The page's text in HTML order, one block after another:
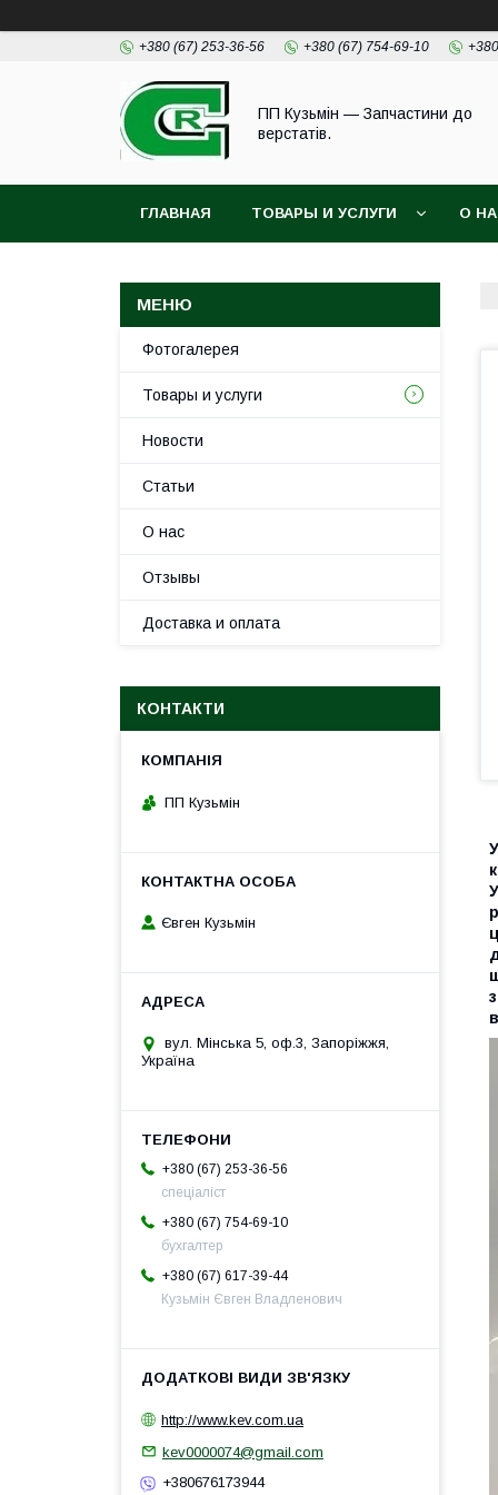
+380 (67) 253-36-56 +380 (67) 754-69-10
ПП Кузьмін — Запчастини до
верстатів.
ГЛАВНАЯ ТОВАРЫ И УСЛУГИ О
Фотогалерея
Товары и услуги
Новости
Статьи
О нас
Отзывы
Доставка и оплата
КОНТАКТИ
ПП Кузьмін
Євген Кузьмін
вул. Мінська 5, оф.3, Запоріжжя,
Україна
+380 (67) 253-36-56
спеціаліст
+380 (67) 754-69-10
бухгалтер
+380 (67) 617-39-44
Кузьмін Євген Владленович
http://www.kev.com.ua
kev0000074@gmail.com
+380676173944